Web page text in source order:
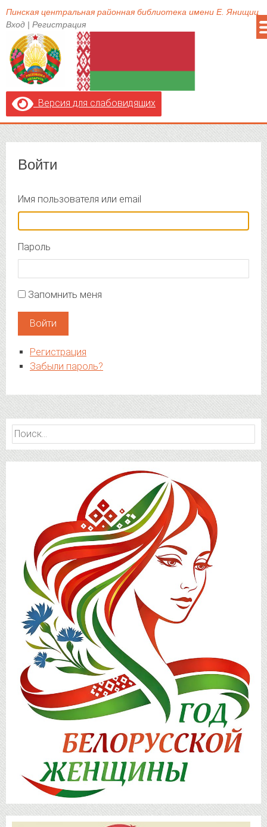
Пинская центральная районная библиотека имени Е. Янищиц
Вход | Регистрация
Версия для слабовидящих
Войти
Имя пользователя или email
Пароль
Запомнить меня
Войти
Регистрация
Забыли пароль?
Найти: